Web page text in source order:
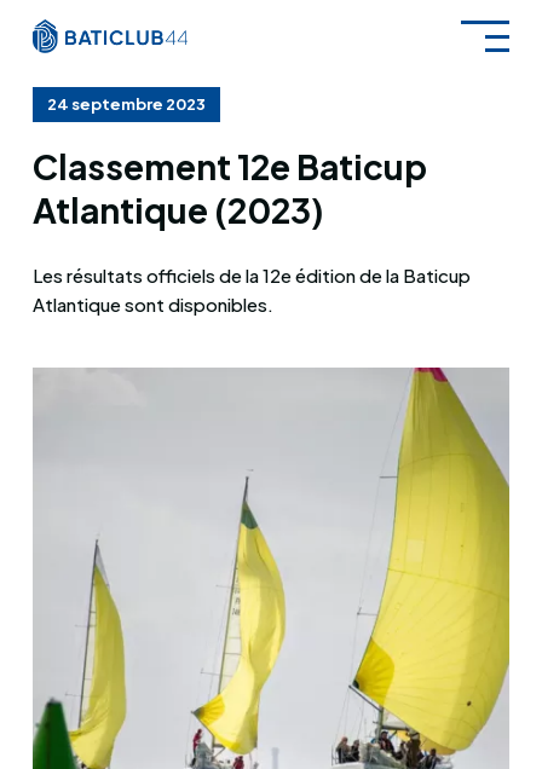
contenu
24 septembre 2023
Classement 12e Baticup
Atlantique (2023)
Les résultats officiels de la 12e édition de la Baticup
Atlantique sont disponibles.